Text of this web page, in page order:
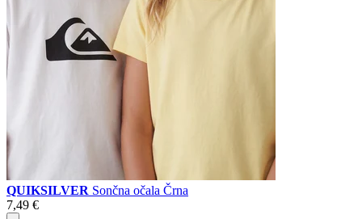
QUIKSILVER Sončna očala Črna
7,49 €